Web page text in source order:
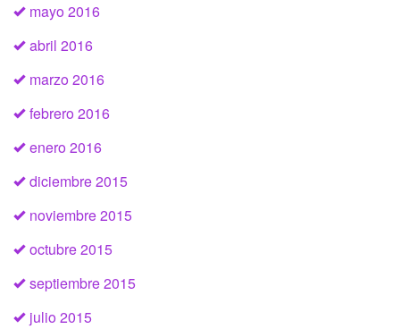
mayo 2016
abril 2016
marzo 2016
febrero 2016
enero 2016
diciembre 2015
noviembre 2015
octubre 2015
septiembre 2015
julio 2015